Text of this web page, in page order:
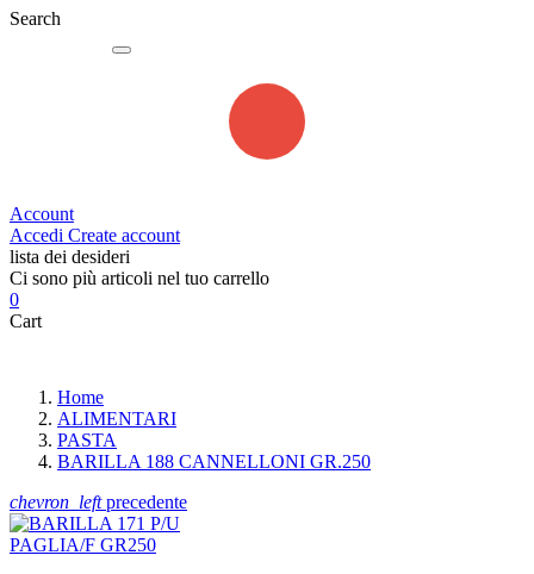
Search
Account
Accedi Create account
lista dei desideri
Ci sono più articoli nel tuo carrello
0
Cart
Home
ALIMENTARI
PASTA
BARILLA 188 CANNELLONI GR.250
chevron_leftprecedente